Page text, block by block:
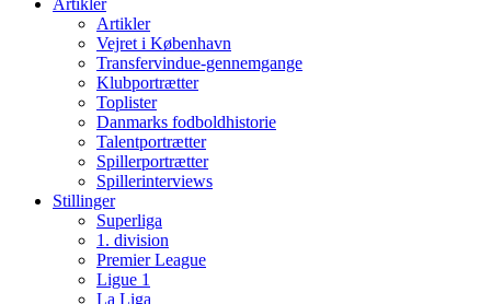
Artikler
Artikler
Vejret i København
Transfervindue-gennemgange
Klubportrætter
Toplister
Danmarks fodboldhistorie
Talentportrætter
Spillerportrætter
Spillerinterviews
Stillinger
Superliga
1. division
Premier League
Ligue 1
La Liga